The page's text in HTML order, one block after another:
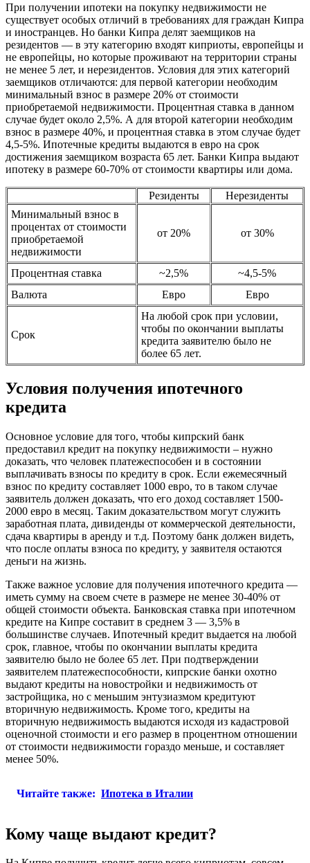
При получении ипотеки на покупку недвижимости не
существует особых отличий в требованиях для граждан Кипра
и иностранцев. Но банки Кипра делят заемщиков на
резидентов — в эту категорию входят киприоты, европейцы и
не европейцы, но которые проживают на территории страны
не менее 5 лет, и нерезидентов. Условия для этих категорий
заемщиков отличаются: для первой категории необходим
минимальный взнос в размере 20% от стоимости
приобретаемой недвижимости. Процентная ставка в данном
случае будет около 2,5%. А для второй категории необходим
взнос в размере 40%, и процентная ставка в этом случае будет
4,5-5%. Ипотечные кредиты выдаются в евро на срок
достижения заемщиком возраста 65 лет. Банки Кипра выдают
ипотеку в размере 60-70% от стоимости квартиры или дома.
Резиденты
Нерезиденты
Минимальный взнос в
процентах от стоимости
приобретаемой
недвижимости
от 20% от 30%
Процентная ставка ~2,5%
~4,5-5%
Валюта
Евро Евро
Срок
На любой срок при условии,
чтобы по окончании выплаты
кредита заявителю было не
более 65 лет.
Условия получения ипотечного
кредита
Основное условие для того, чтобы кипрский банк
предоставил кредит на покупку недвижимости – нужно
доказать, что человек платежеспособен и в состоянии
выплачивать взносы по кредиту в срок. Если ежемесячный
взнос по кредиту составляет 1000 евро, то в таком случае
заявитель должен доказать, что его доход составляет 1500-
2000 евро в месяц. Таким доказательством могут служить
заработная плата, дивиденды от коммерческой деятельности,
сдача квартиры в аренду и т.д. Поэтому банк должен видеть,
что после оплаты взноса по кредиту, у заявителя остаются
деньги на жизнь.
Также важное условие для получения ипотечного кредита —
иметь сумму на своем счете в размере не менее 30-40% от
общей стоимости объекта. Банковская ставка при ипотечном
кредите на Кипре составит в среднем 3 — 3,5% в
большинстве случаев. Ипотечный кредит выдается на любой
срок, главное, чтобы по окончании выплаты кредита
заявителю было не более 65 лет. При подтверждении
заявителем платежеспособности, кипрские банки охотно
выдают кредиты на новостройки и недвижимость от
застройщика, но с меньшим энтузиазмом кредитуют
вторичную недвижимость. Кроме того, кредиты на
вторичную недвижимость выдаются исходя из кадастровой
оценочной стоимости и его размер в процентном отношении
от стоимости недвижимости гораздо меньше, и составляет
менее 50%.
Читайте также: Ипотека в Италии
Кому чаще выдают кредит?